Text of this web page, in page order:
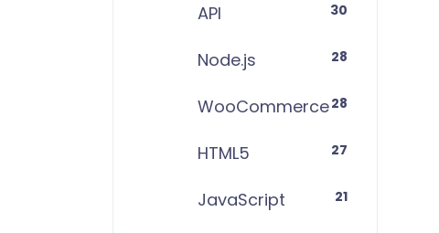
API 30
Node.js 28
WooCommerce28
HTML5 27
JavaScript 21